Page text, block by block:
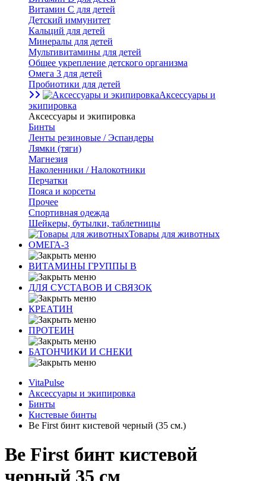
Витамин С для детей
Детский иммунитет
Кальций для детей
Минералы для детей
Мультивитамины для детей
Общее укрепление детского организма
Омега 3 для детей
Пробиотики для детей
Аксессуары и
экипировка
Аксессуары и экипировка
Бинты
Ленты резиновые / Эспандеры
Лямки (тяги)
Магнезия
Наколенники / Налокотники
Перчатки
Пояса и корсеты
Прочее
Спортивная одежда
Шейкеры, бутылки, таблетницы
Товары для животных
ОМЕГА-3
ВИТАМИНЫ ГРУППЫ В
ДЛЯ СУСТАВОВ И СВЯЗОК
КРЕАТИН
ПРОТЕИН
БАТОНЧИКИ И СНЕКИ
VitaPulse
Аксессуары и экипировка
Бинты
Кистевые бинты
Be First бинт кистевой черный (35 см.)
Be First бинт кистевой
черный 35 см